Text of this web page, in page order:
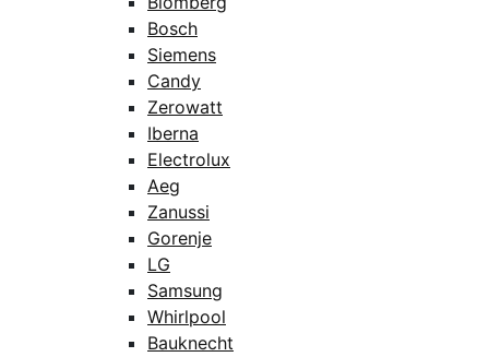
Bosch
Siemens
Candy
Zerowatt
Iberna
Electrolux
Aeg
Zanussi
Gorenje
LG
Samsung
Whirlpool
Bauknecht